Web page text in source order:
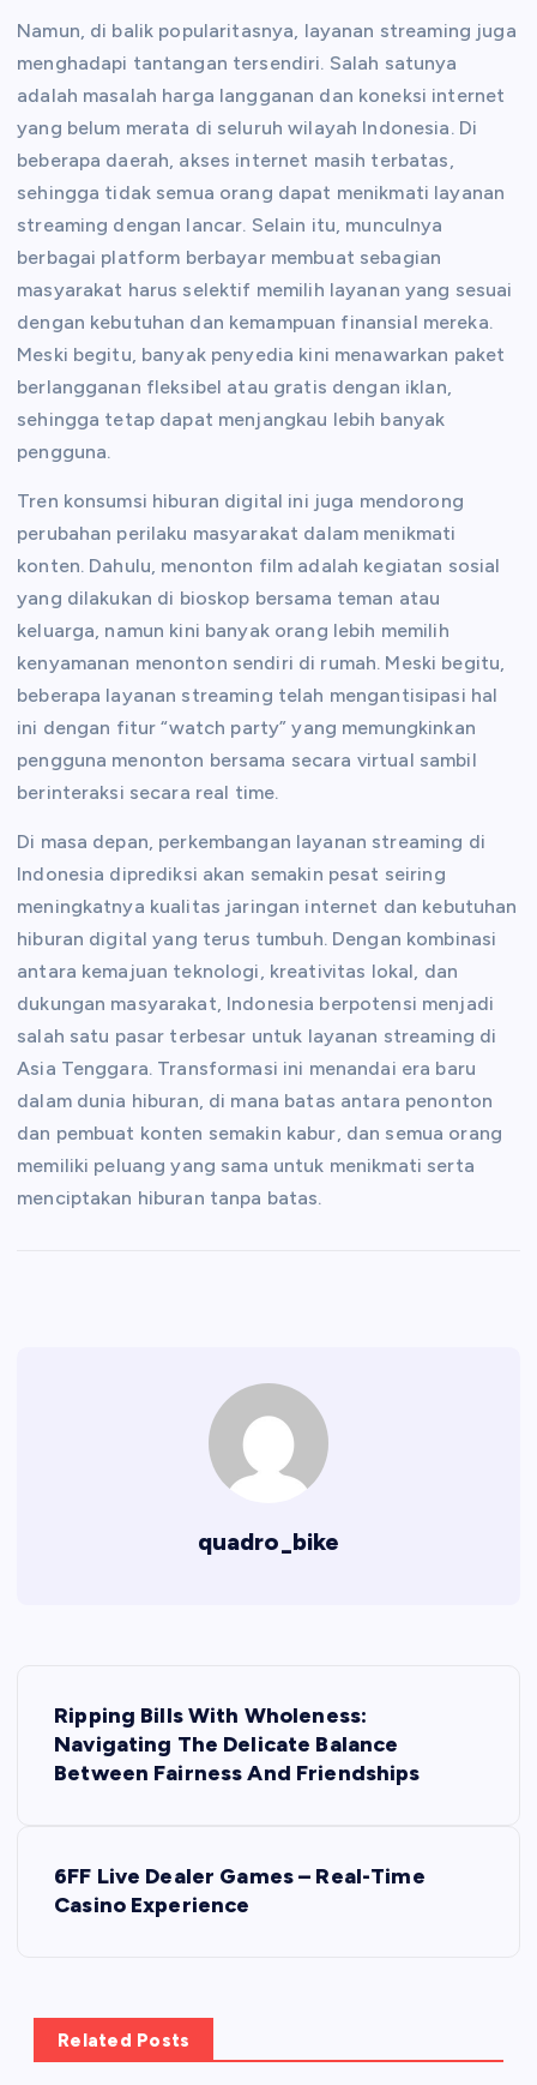
Namun, di balik popularitasnya, layanan streaming juga
menghadapi tantangan tersendiri. Salah satunya
adalah masalah harga langganan dan koneksi internet
yang belum merata di seluruh wilayah Indonesia. Di
beberapa daerah, akses internet masih terbatas,
sehingga tidak semua orang dapat menikmati layanan
streaming dengan lancar. Selain itu, munculnya
berbagai platform berbayar membuat sebagian
masyarakat harus selektif memilih layanan yang sesuai
dengan kebutuhan dan kemampuan finansial mereka.
Meski begitu, banyak penyedia kini menawarkan paket
berlangganan fleksibel atau gratis dengan iklan,
sehingga tetap dapat menjangkau lebih banyak
pengguna.
Tren konsumsi hiburan digital ini juga mendorong
perubahan perilaku masyarakat dalam menikmati
konten. Dahulu, menonton film adalah kegiatan sosial
yang dilakukan di bioskop bersama teman atau
keluarga, namun kini banyak orang lebih memilih
kenyamanan menonton sendiri di rumah. Meski begitu,
beberapa layanan streaming telah mengantisipasi hal
ini dengan fitur “watch party” yang memungkinkan
pengguna menonton bersama secara virtual sambil
berinteraksi secara real time.
Di masa depan, perkembangan layanan streaming di
Indonesia diprediksi akan semakin pesat seiring
meningkatnya kualitas jaringan internet dan kebutuhan
hiburan digital yang terus tumbuh. Dengan kombinasi
antara kemajuan teknologi, kreativitas lokal, dan
dukungan masyarakat, Indonesia berpotensi menjadi
salah satu pasar terbesar untuk layanan streaming di
Asia Tenggara. Transformasi ini menandai era baru
dalam dunia hiburan, di mana batas antara penonton
dan pembuat konten semakin kabur, dan semua orang
memiliki peluang yang sama untuk menikmati serta
menciptakan hiburan tanpa batas.
quadro_bike
Ripping Bills With Wholeness:
Navigating The Delicate Balance
Between Fairness And Friendships
6FF Live Dealer Games – Real-Time
Casino Experience
Related Posts